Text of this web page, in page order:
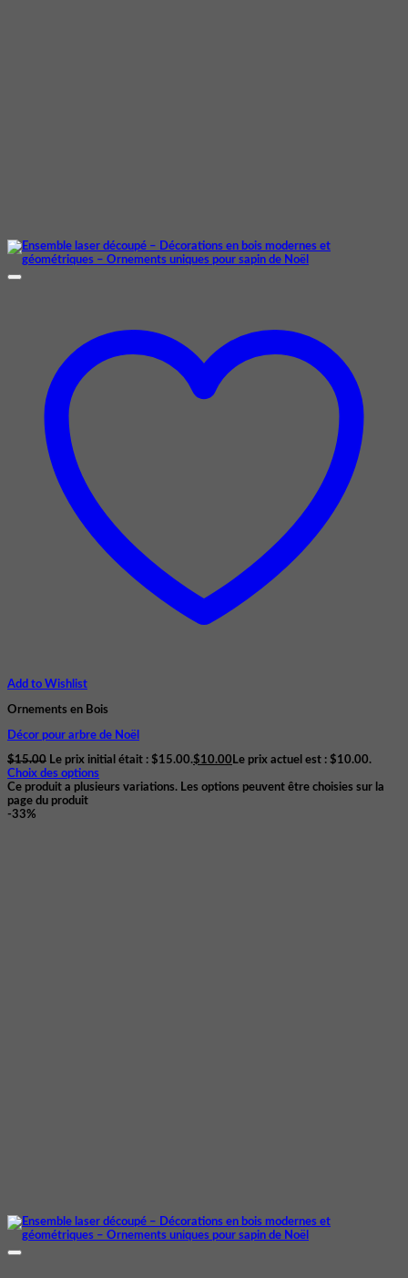
Add to Wishlist
Ornements en Bois
Décor pour arbre de Noël
$15.00 Le prix initial était : $15.00.$10.00 Le prix actuel est : $10.00.
Choix des options
Ce produit a plusieurs variations. Les options peuvent être choisies sur la
page du produit
-33%